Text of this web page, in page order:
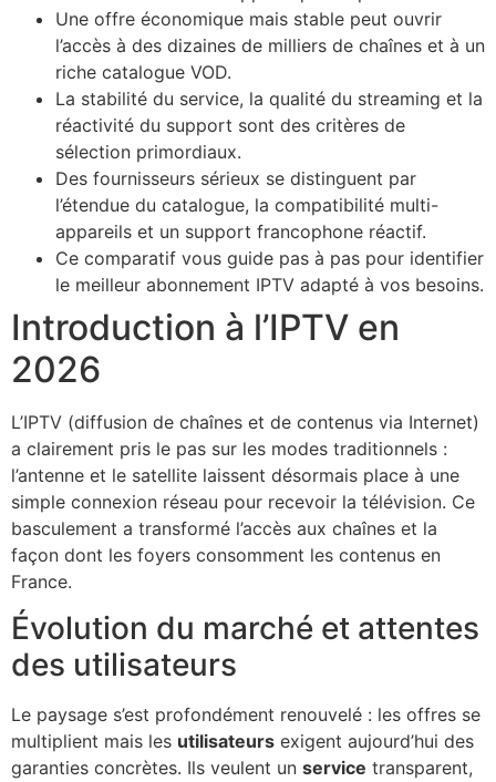
Une offre économique mais stable peut ouvrir
l’accès à des dizaines de milliers de chaînes et à un
riche catalogue VOD.
La stabilité du service, la qualité du streaming et la
réactivité du support sont des critères de
sélection primordiaux.
Des fournisseurs sérieux se distinguent par
l’étendue du catalogue, la compatibilité multi-
appareils et un support francophone réactif.
Ce comparatif vous guide pas à pas pour identifier
le meilleur abonnement IPTV adapté à vos besoins.
Introduction à l’IPTV en
2026
L’IPTV (diffusion de chaînes et de contenus via Internet)
a clairement pris le pas sur les modes traditionnels :
l’antenne et le satellite laissent désormais place à une
simple connexion réseau pour recevoir la télévision. Ce
basculement a transformé l’accès aux chaînes et la
façon dont les foyers consomment les contenus en
France.
Évolution du marché et attentes
des utilisateurs
Le paysage s’est profondément renouvelé : les offres se
multiplient mais les utilisateurs exigent aujourd’hui des
garanties concrètes. Ils veulent un service transparent,